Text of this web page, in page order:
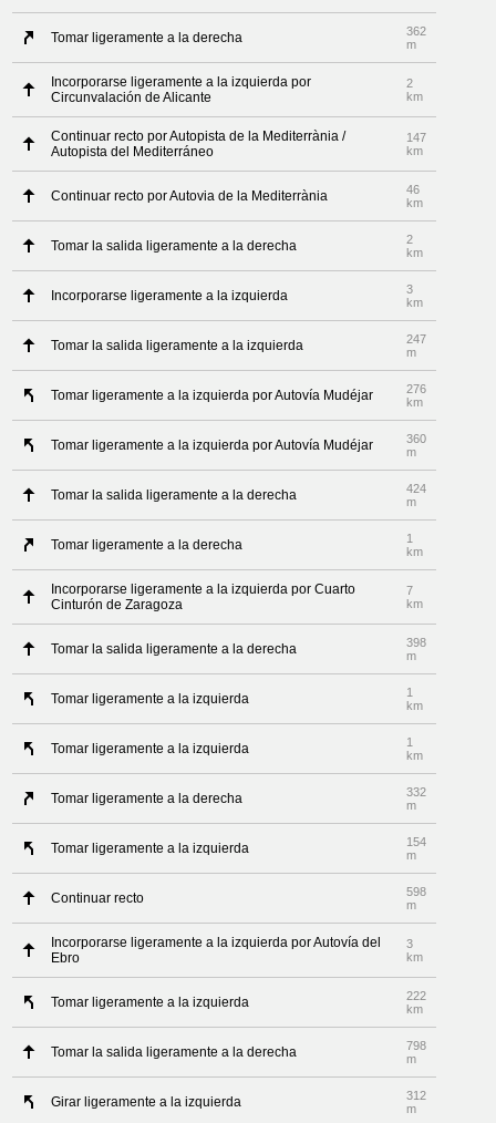
Tomar ligeramente a la derecha
362
m
Incorporarse ligeramente a la izquierda por
Circunvalación de Alicante
2
km
Continuar recto por Autopista de la Mediterrània /
Autopista del Mediterráneo
147
km
Continuar recto por Autovia de la Mediterrània
46
km
Tomar la salida ligeramente a la derecha
2
km
Incorporarse ligeramente a la izquierda
3
km
Tomar la salida ligeramente a la izquierda
247
m
Tomar ligeramente a la izquierda por Autovía Mudéjar
276
km
Tomar ligeramente a la izquierda por Autovía Mudéjar
360
m
Tomar la salida ligeramente a la derecha
424
m
Tomar ligeramente a la derecha
1
km
Incorporarse ligeramente a la izquierda por Cuarto
Cinturón de Zaragoza
7
km
Tomar la salida ligeramente a la derecha
398
m
Tomar ligeramente a la izquierda
1
km
Tomar ligeramente a la izquierda
1
km
Tomar ligeramente a la derecha
332
m
Tomar ligeramente a la izquierda
154
m
Continuar recto
598
m
Incorporarse ligeramente a la izquierda por Autovía del
Ebro
3
km
Tomar ligeramente a la izquierda
222
km
Tomar la salida ligeramente a la derecha
798
m
Girar ligeramente a la izquierda
312
m